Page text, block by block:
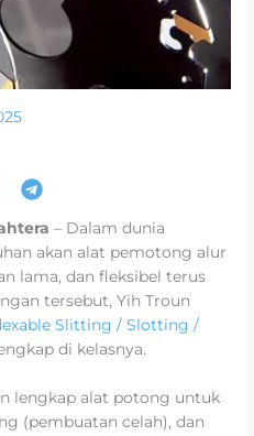
– Dalam dunia
akan alat pemotong alur
lama, dan fleksibel terus
tersebut, Yih Troun
Slitting / Slotting /
di kelasnya.
lengkap alat potong untuk
(pembuatan celah), dan